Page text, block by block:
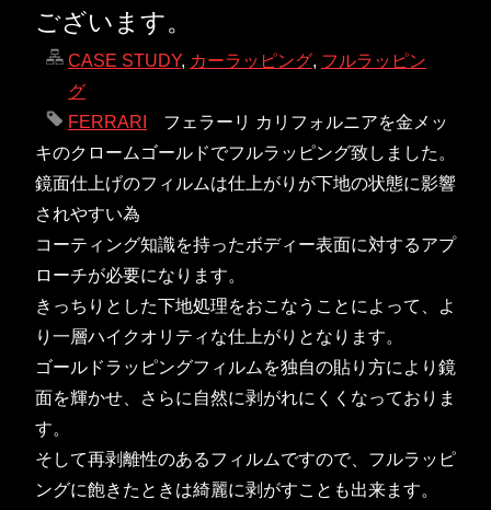
ございます。
CASE STUDY, カーラッピング, フルラッピン
グ
FERRARI
フェラーリ カリフォルニアを金メッ
キのクロームゴールドでフルラッピング致しました。
鏡面仕上げのフィルムは仕上がりが下地の状態に影響
されやすい為
コーティング知識を持ったボディー表面に対するアプ
ローチが必要になります。
きっちりとした下地処理をおこなうことによって、よ
り一層ハイクオリティな仕上がりとなります。
ゴールドラッピングフィルムを独自の貼り方により鏡
面を輝かせ、さらに自然に剥がれにくくなっておりま
す。
そして再剥離性のあるフィルムですので、フルラッピ
ングに飽きたときは綺麗に剥がすことも出来ます。